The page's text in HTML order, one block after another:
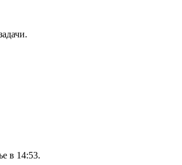
в 14:53.